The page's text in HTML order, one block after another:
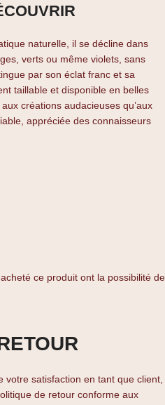
naturelle, il se décline dans
verts ou même violets, sans
par son éclat franc et sa
taillable et disponible en belles
créations audacieuses qu’aux
appréciée des connaisseurs
ce produit ont la possibilité de
votre satisfaction en tant que client,
de retour conforme aux